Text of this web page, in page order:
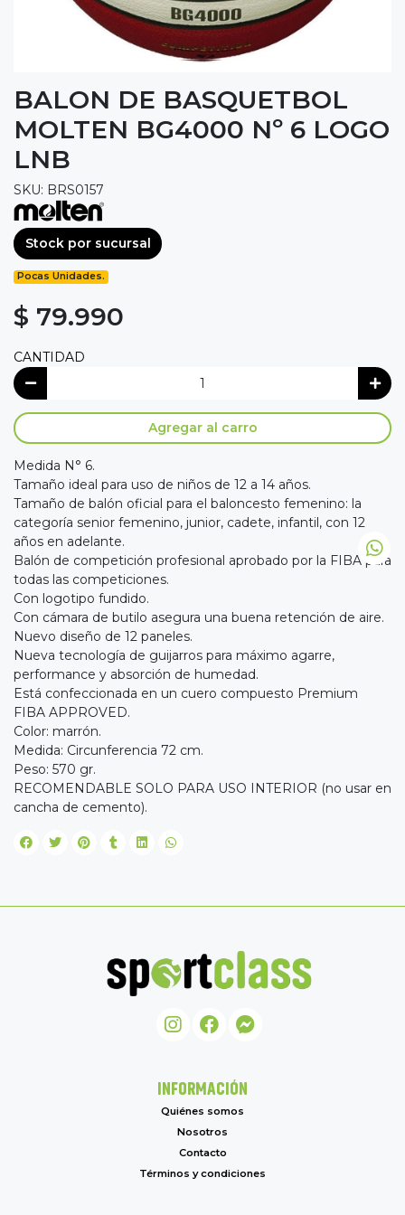
BALON DE BASQUETBOL
MOLTEN BG4000 Nº 6 LOGO
LNB
SKU: BRS0157
Stock por sucursal
Pocas Unidades.
$ 79.990
CANTIDAD
Agregar al carro
Medida N° 6.
Tamaño ideal para uso de niños de 12 a 14 años.
Tamaño de balón oficial para el baloncesto femenino: la
categoría senior femenino, junior, cadete, infantil, con 12
años en adelante.
Balón de competición profesional aprobado por la FIBA para
todas las competiciones.
Con logotipo fundido.
Con cámara de butilo asegura una buena retención de aire.
Nuevo diseño de 12 paneles.
Nueva tecnología de guijarros para máximo agarre,
performance y absorción de humedad.
Está confeccionada en un cuero compuesto Premium
FIBA APPROVED.
Color: marrón.
Medida: Circunferencia 72 cm.
Peso: 570 gr.
RECOMENDABLE SOLO PARA USO INTERIOR (no usar en
cancha de cemento).
INFORMACIÓN
Quiénes somos
Nosotros
Contacto
Términos y condiciones